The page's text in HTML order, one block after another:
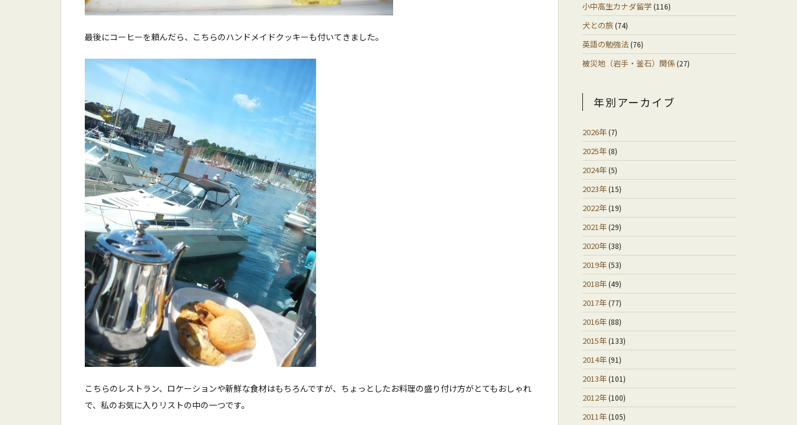
最後にコーヒーを頼んだら、こちらのハンドメイドクッキーも付いてきました。
こちらのレストラン、ロケーションや新鮮な食材はもちろんですが、ちょっとしたお料理の盛り付け方がとてもおしゃれ
で、私のお気に入りリストの中の一つです。
小中高生カナダ留学(116)
犬との旅(74)
英語の勉強法(76)
被災地（岩手・釜石）関係(27)
年別アーカイブ
2026年(7)
2025年(8)
2024年(5)
2023年(15)
2022年(19)
2021年(29)
2020年(38)
2019年(53)
2018年(49)
2017年(77)
2016年(88)
2015年(133)
2014年(91)
2013年(101)
2012年(100)
2011年(105)